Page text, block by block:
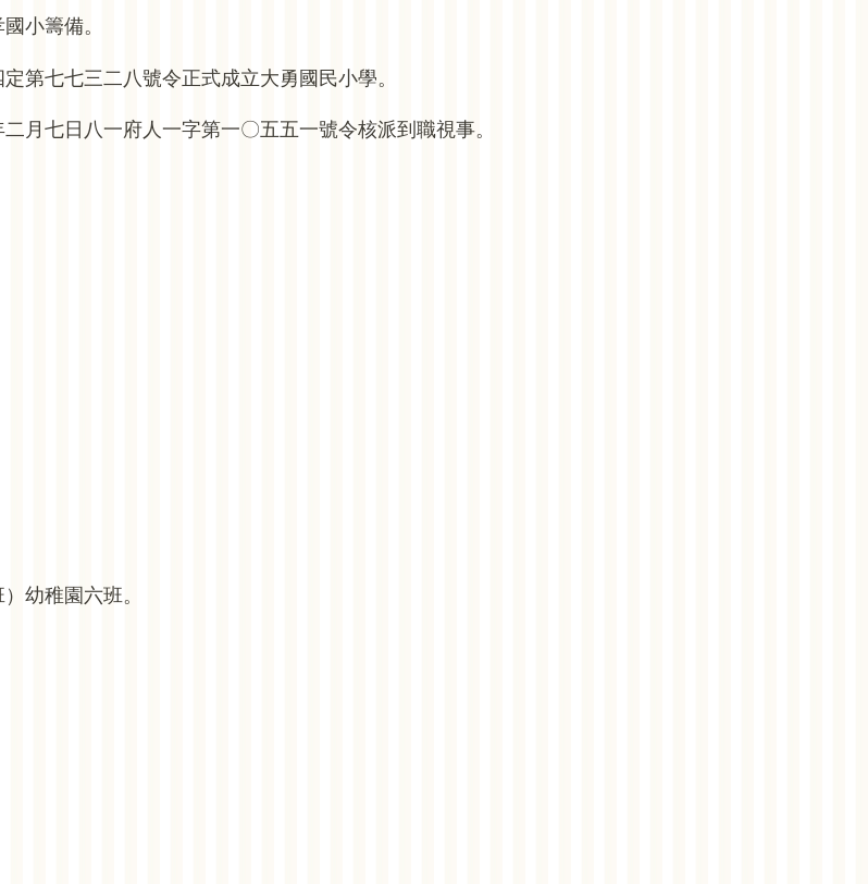
小籌備。
第七七三二八號令正式成立大勇國民小學。
月七日八一府人一字第一〇五五一號令核派到職視事。
幼稚園六班。